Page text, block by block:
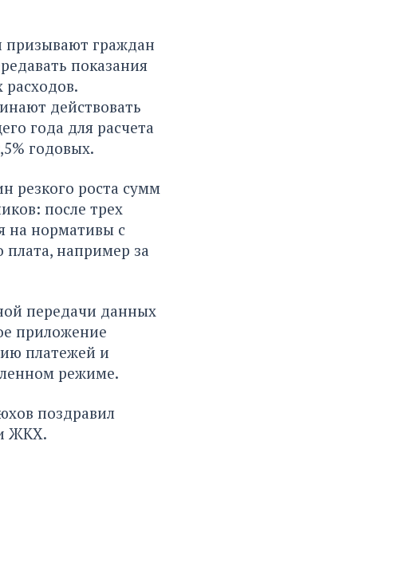
призывают граждан
показания
действовать
года для расчета
годовых.
резкого роста сумм
после трех
на нормативы с
например за
передачи данных
приложение
платежей и
режиме.
поздравил
ЖКХ.